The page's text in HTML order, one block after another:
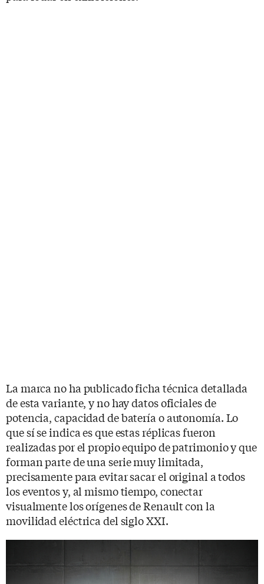
La marca no ha publicado ficha técnica detallada
de esta variante, y no hay datos oficiales de
potencia, capacidad de batería o autonomía. Lo
que sí se indica es que estas réplicas fueron
realizadas por el propio equipo de patrimonio y que
forman parte de una serie muy limitada,
precisamente para evitar sacar el original a todos
los eventos y, al mismo tiempo, conectar
visualmente los orígenes de Renault con la
movilidad eléctrica del siglo XXI.